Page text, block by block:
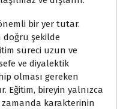
bir yer tutar.
doğru şekilde
süreci uzun ve
ve diyalektik
olması gereken
Eğitim, bireyin yalnızca
zamanda karakterinin